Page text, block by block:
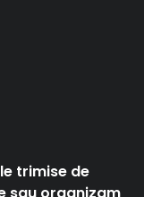
trimise de
sau organizam